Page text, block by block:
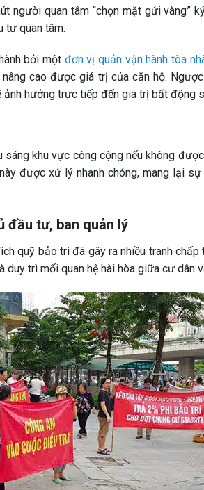
quan tâm “chọn mặt gửi vàng”
tư quan tâm.
bởi một đơn vị quản vận hành tòa
cao được giá trị của căn hộ.
hưởng trực tiếp đến giá trị bất động
sáng khu vực công cộng nếu không
được xử lý nhanh chóng, mang lại
đầu tư, ban quản lý
quỹ bảo trì đã gây ra nhiều tranh chấp
trì mối quan hệ hài hòa giữa cư dân